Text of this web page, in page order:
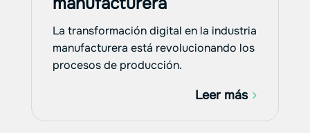
La transformación digital en la industria
manufacturera está revolucionando los
procesos de producción.
Leer más